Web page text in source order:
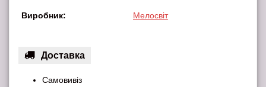
Виробник: Мелосвіт
Доставка
Самовивіз